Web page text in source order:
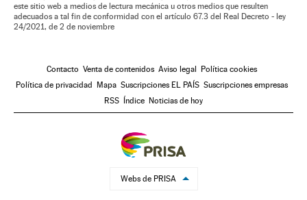
este sitio web a medios de lectura mecánica u otros medios que resulten
adecuados a tal fin de conformidad con el artículo 67.3 del Real Decreto - ley
24/2021, de 2 de noviembre
Contacto Venta de contenidos Aviso legal Política cookies
Política de privacidad Mapa Suscripciones EL PAÍS Suscripciones empresas
RSS Índice Noticias de hoy
Webs de PRISA